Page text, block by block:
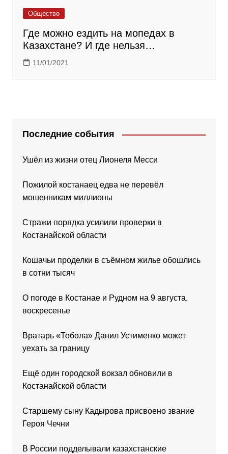
Общество
Где можно ездить на мопедах в
Казахстане? И где нельзя…
11/01/2021
Последние события
Ушёл из жизни отец Лионеля Месси
Пожилой костанаец едва не перевёл
мошенникам миллионы
Стражи порядка усилили проверки в
Костанайской области
Кошачьи проделки в съёмном жилье обошлись
в сотни тысяч
О погоде в Костанае и Рудном на 9 августа,
воскресенье
Вратарь «Тобола» Данил Устименко может
уехать за границу
Ещё один городской вокзал обновили в
Костанайской области
Старшему сыну Кадырова присвоено звание
Героя Чечни
В России подделывали казахстанские